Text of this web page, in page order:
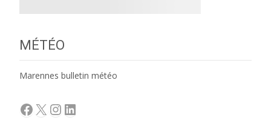
MÉTÉO
Marennes bulletin météo
Facebook
X Instagram
LinkedIn